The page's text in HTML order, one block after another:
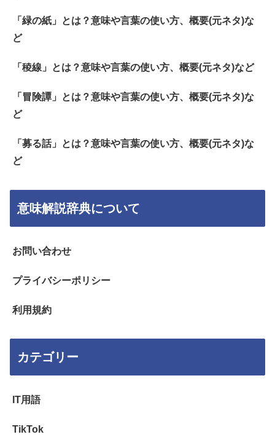
「緑の紙」とは？意味や言葉の使い方、概要(元ネタ)な
ど
「稜線」とは？意味や言葉の使い方、概要(元ネタ)など
「冒険譚」とは？意味や言葉の使い方、概要(元ネタ)な
ど
「募る話」とは？意味や言葉の使い方、概要(元ネタ)な
ど
意味解説辞典について
お問い合わせ
プライバシーポリシー
利用規約
カテゴリー
IT用語
TikTok